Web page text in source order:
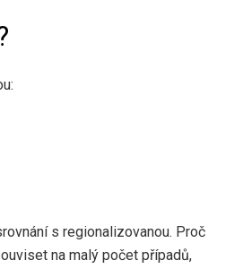
s regionalizovanou. Proč
na malý počet případů,